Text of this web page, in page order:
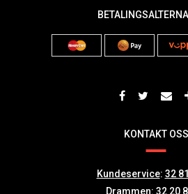
KONTAKT OSS
Kundeservice: 32
Drammen: 32 20